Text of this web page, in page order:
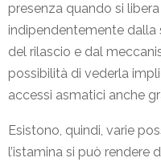
presenza quando si libera
indipendentemente
del rilascio e dal
possibilità di vederla
accessi asmatici anche
Esistono, quindi, varie
l’istamina si può rendere